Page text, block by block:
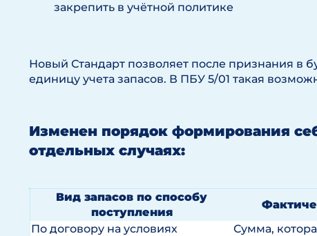
закрепить в учётной политике
Новый Стандарт позволяет после признания в
единицу учета запасов. В ПБУ 5/01 такая
Изменен порядок формирования
отдельных случаях:
Вид запасов по способу
поступления
По договору на условиях
Сумма,